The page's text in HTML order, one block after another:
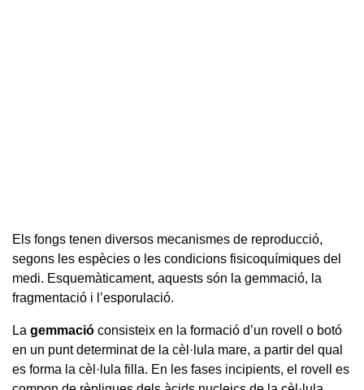
Els fongs tenen diversos mecanismes de reproducció,
segons les espècies o les condicions fisicoquímiques del
medi. Esquemàticament, aquests són la gemmació, la
fragmentació i l’esporulació.
La gemmació consisteix en la formació d’un rovell o botó
en un punt determinat de la cèl·lula mare, a partir del qual
es forma la cèl·lula filla. En les fases incipients, el rovell es